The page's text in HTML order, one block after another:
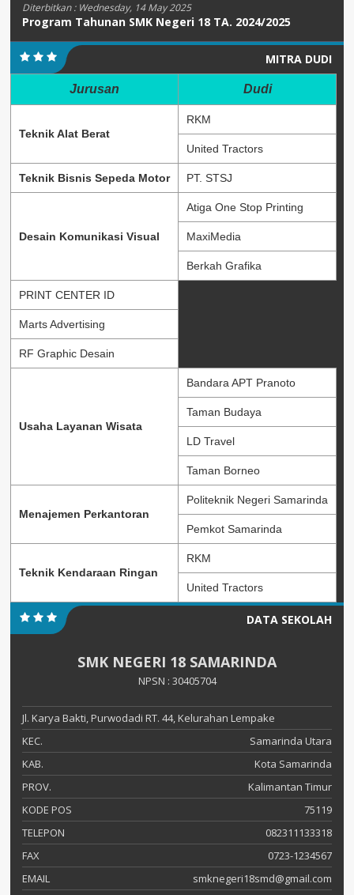
Diterbitkan : Wednesday, 14 May 2025
Program Tahunan SMK Negeri 18 TA. 2024/2025
MITRA DUDI
Jurusan Dudi
Teknik Alat Berat
RKM
United Tractors
Teknik Bisnis Sepeda Motor PT. STSJ
Desain Komunikasi Visual
Atiga One Stop Printing
MaxiMedia
Berkah Grafika
PRINT CENTER ID
Marts Advertising
RF Graphic Desain
Usaha Layanan Wisata
Bandara APT Pranoto
Taman Budaya
LD Travel
Taman Borneo
Menajemen Perkantoran
Politeknik Negeri Samarinda
Pemkot Samarinda
Teknik Kendaraan Ringan
RKM
United Tractors
DATA SEKOLAH
SMK NEGERI 18 SAMARINDA
NPSN : 30405704
Jl. Karya Bakti, Purwodadi RT. 44, Kelurahan Lempake
KEC.
Samarinda Utara
KAB.
Kota Samarinda
PROV.
Kalimantan Timur
KODE POS
75119
TELEPON
082311133318
FAX
0723-1234567
EMAIL
smknegeri18smd@gmail.com